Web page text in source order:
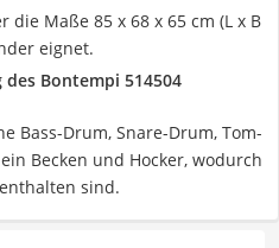
die Maße 85 x 68 x 65 cm (L x B
eignet.
Bontempi 514504
Bass-Drum, Snare-Drum, Tom-
Becken und Hocker, wodurch
sind.